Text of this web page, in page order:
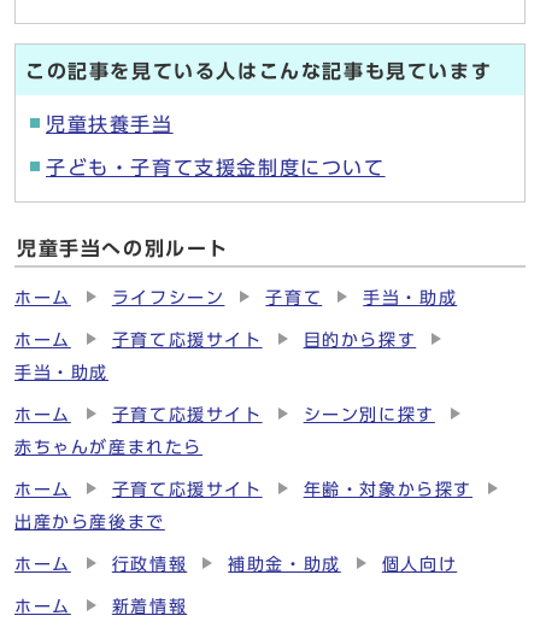
この記事を見ている人はこんな記事も見ています
児童扶養手当
子ども・子育て支援金制度について
児童手当への別ルート
ホーム ライフシーン 子育て 手当・助成
ホーム 子育て応援サイト
目的から探す
手当・助成
ホーム 子育て応援サイト
シーン別に探す
赤ちゃんが産まれたら
ホーム 子育て応援サイト
年齢・対象から探す
出産から産後まで
ホーム 行政情報 補助金・助成 個人向け
ホーム 新着情報